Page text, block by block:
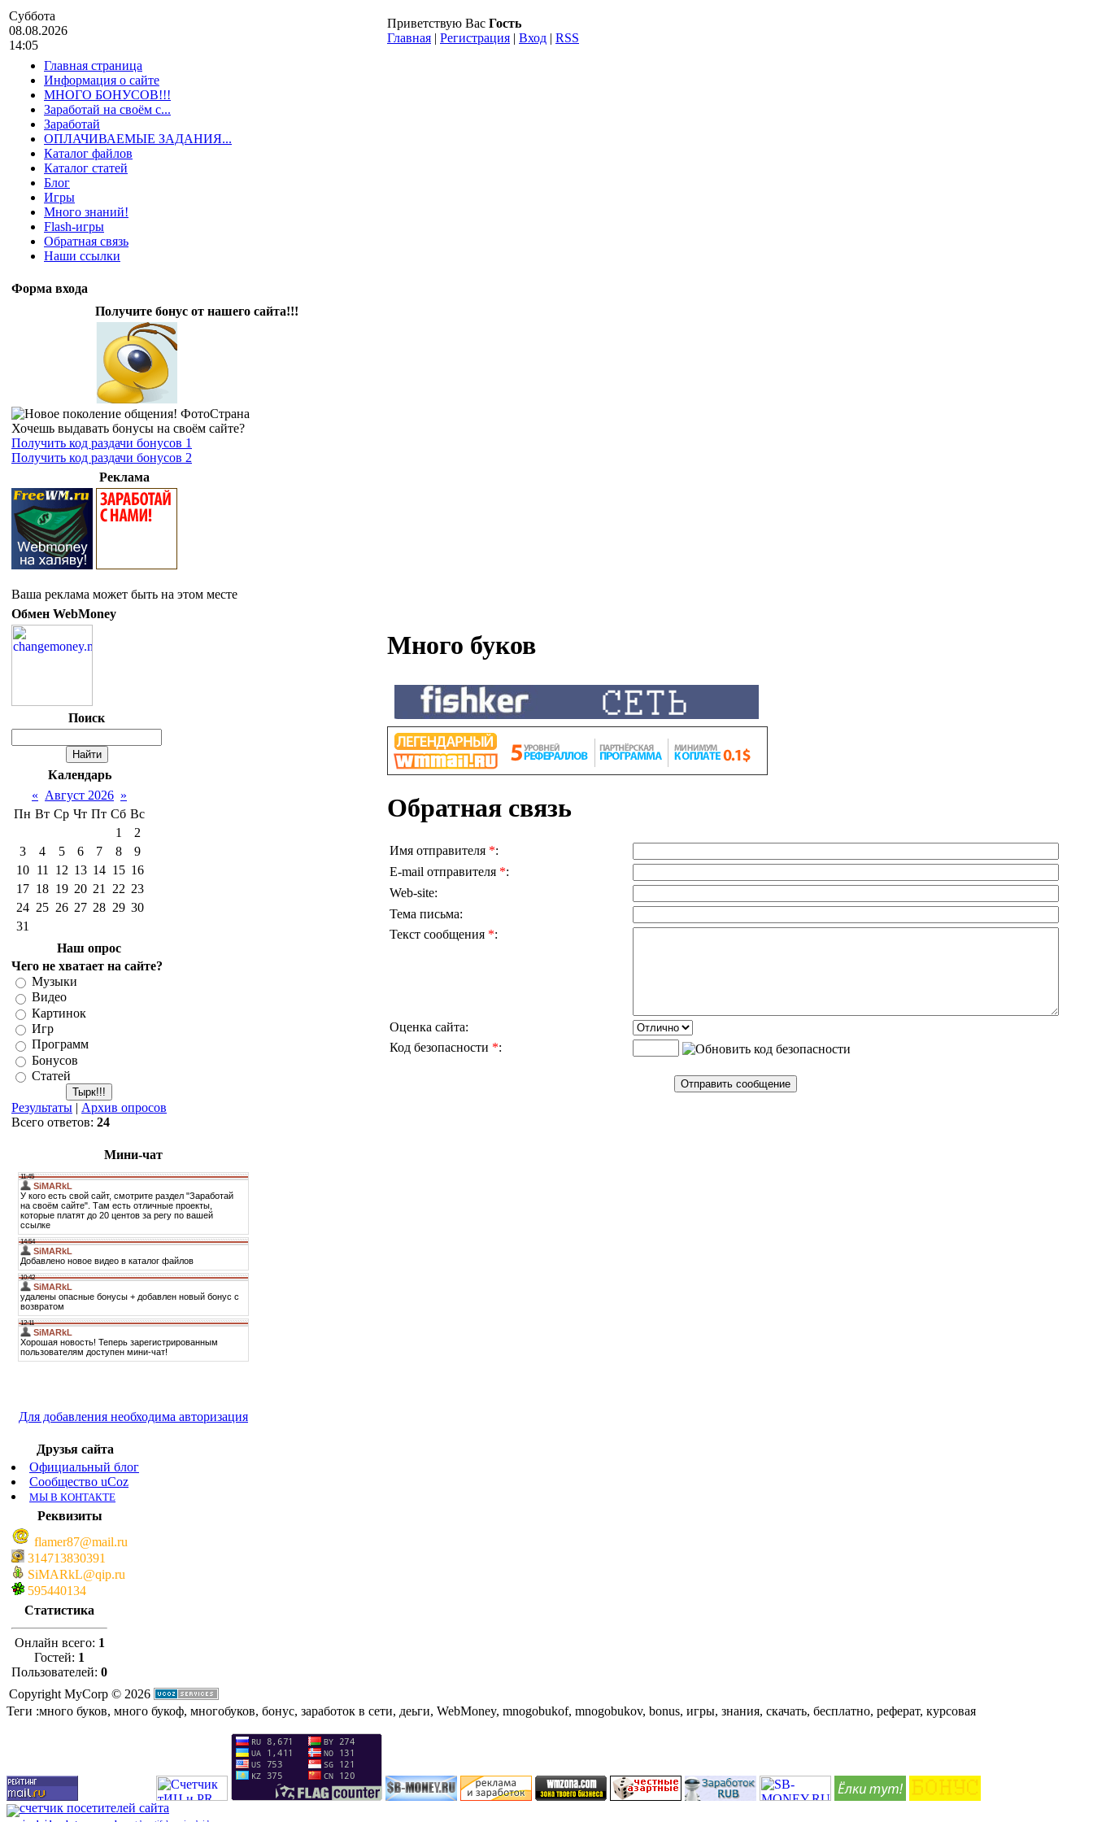
Суббота
08.08.2026
14:05
Приветствую Вас Гость
Главная | Регистрация | Вход | RSS
Главная страница
Информация о сайте
МНОГО БОНУСОВ!!!
Заработай на своём с...
Заработай
ОПЛАЧИВАЕМЫЕ ЗАДАНИЯ...
Каталог файлов
Каталог статей
Блог
Игры
Много знаний!
Flash-игры
Обратная связь
Наши ссылки
Форма входа
Получите бонус от нашего сайта!!!
Хочешь выдавать бонусы на своём сайте?
Получить код раздачи бонусов 1
Получить код раздачи бонусов 2
Реклама
Ваша реклама может быть на этом месте
Обмен WebMoney
Поиск
Календарь
« Август 2026 »
Пн Вт Ср Чт Пт Сб Вс
1
2
3
4 5 6 7 8
9
10
11 12 13 14 15 16
17 18 19 20 21 22 23
24 25 26 27 28 29 30
31
Наш опрос
Чего не хватает на сайте?
Музыки
Видео
Картинок
Игр
Программ
Бонусов
Статей
Результаты | Архив опросов
Всего ответов: 24
Мини-чат
Для добавления необходима авторизация
Друзья сайта
Официальный блог
Сообщество uCoz
МЫ В КОНТАКТЕ
Реквизиты
flamer87@mail.ru
314713830391
SiMARkL@qip.ru
595440134
Статистика
Онлайн всего: 1
Гостей: 1
Пользователей: 0
Много буков
Обратная связь
Имя отправителя *:
E-mail отправителя *:
Web-site:
Тема письма:
Текст сообщения *:
Оценка сайта:
Код безопасности *:
Copyright MyCorp © 2026
Теги :много буков, много букоф, многобуков, бонус, заработок в сети, деьги, WebMoney, mnogobukof, mnogobukov, bonus, игры, знания, скачать, бесплатно, реферат, курсовая